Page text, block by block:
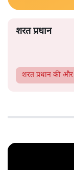
शरत प्रधान
शरत प्रधान की और